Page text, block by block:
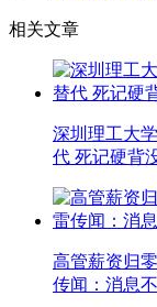
相关文章
深圳理工大
代 死记硬背
高管薪资归
传闻：消息